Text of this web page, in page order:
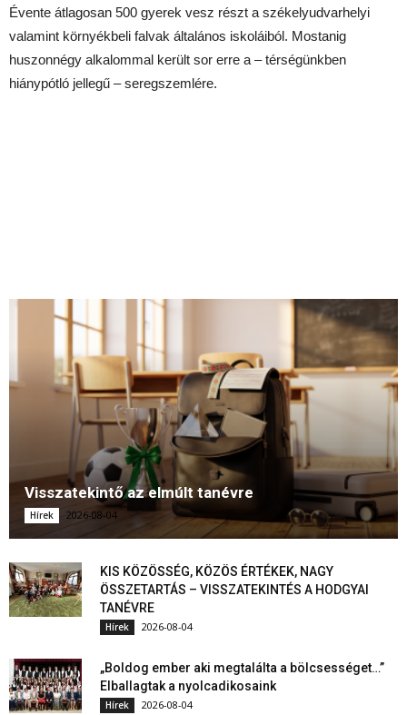
Évente átlagosan 500 gyerek vesz részt a székelyudvarhelyi
valamint környékbeli falvak általános iskoláiból. Mostanig
huszonnégy alkalommal került sor erre a – térségünkben
hiánypótló jellegű – seregszemlére.
Visszatekintő az elmúlt tanévre
Hírek 2026-08-04
KIS KÖZÖSSÉG, KÖZÖS ÉRTÉKEK, NAGY
ÖSSZETARTÁS – VISSZATEKINTÉS A HODGYAI
TANÉVRE
Hírek 2026-08-04
„Boldog ember aki megtalálta a bölcsességet…”
Elballagtak a nyolcadikosaink
Hírek 2026-08-04